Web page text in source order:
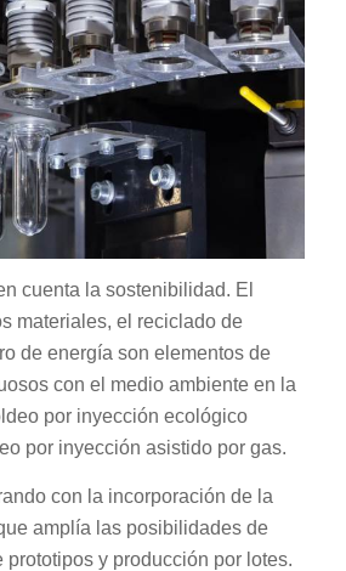
cuenta la sostenibilidad. El
materiales, el reciclado de
de energía son elementos de
con el medio ambiente en la
por inyección ecológico
por inyección asistido por gas.
con la incorporación de la
amplía las posibilidades de
prototipos y producción por lotes.